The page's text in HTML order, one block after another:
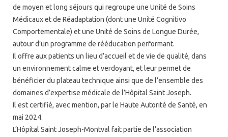
de moyen et long séjours qui regroupe une Unité de Soins
Médicaux et de Réadaptation (dont une Unité Cognitivo
Comportementale) et une Unité de Soins de Longue Durée,
autour d’un programme de rééducation performant.
Il offre aux patients un lieu d’accueil et de vie de qualité, dans
un environnement calme et verdoyant, et leur permet de
bénéficier du plateau technique ainsi que de l’ensemble des
domaines d’expertise médicale de l’Hôpital Saint Joseph.
Il est certifié, avec mention, par le Haute Autorité de Santé, en
mai 2024.
L’Hôpital Saint Joseph-Montval fait partie de l’association